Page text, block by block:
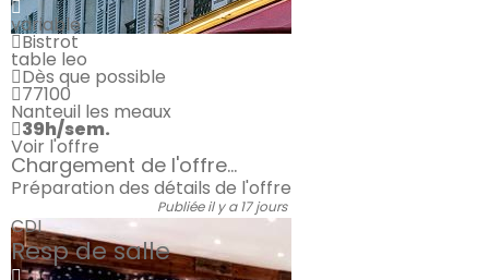
variable
Bistrot
table leo
Dès que possible
77100
Nanteuil les meaux
39h/sem.
Voir l'offre
Chargement de l'offre...
Préparation des détails de l'offre
Publiée il y a 17 jours
CDI
Resp de salle